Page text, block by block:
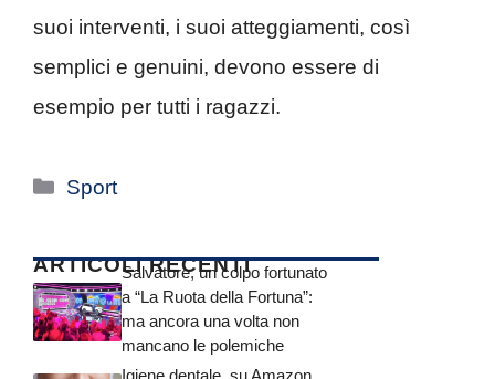
suoi interventi, i suoi atteggiamenti, così
semplici e genuini, devono essere di
esempio per tutti i ragazzi.
Categorie
Sport
ARTICOLI RECENTI
Salvatore, un colpo fortunato
a “La Ruota della Fortuna”:
ma ancora una volta non
mancano le polemiche
Igiene dentale, su Amazon